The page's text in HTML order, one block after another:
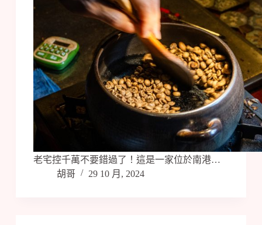
老宅控千萬不要錯過了！這是一家位於南港…
胡哥
29 10 月, 2024